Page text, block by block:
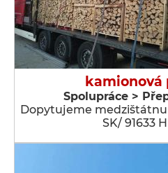
kamionová
Spolupráce >
Dopytujeme
SK/ 91633